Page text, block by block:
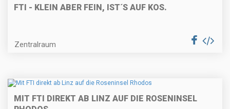
FTI - KLEIN ABER FEIN, IST´S AUF KOS.
Zentralraum
MIT FTI DIREKT AB LINZ AUF DIE ROSENINSEL